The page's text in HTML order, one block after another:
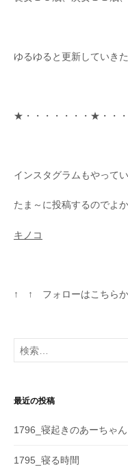
ゆるゆると更新していき
★・・・・・・・★・・
インスタグラムもやってい
たま～に投稿するのでよ
キノコ
↑ ↑ フォローはこちら
検
索
最近の投稿
1796_寝起きのあーちゃん
1795_寝る時間